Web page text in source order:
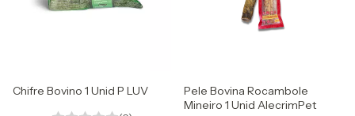
Chifre Bovino 1 Unid P LUV
Pele Bovina Rocambole
Mineiro 1 Unid AlecrimPet